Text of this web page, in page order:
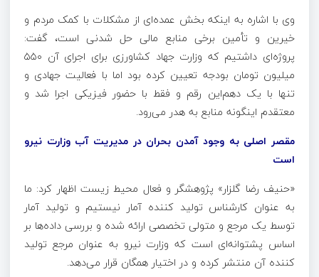
وی با اشاره به اینکه بخش عمده‌ای از مشکلات با کمک مردم و
خیرین و تأمین برخی منابع مالی حل شدنی است، گفت:
پروژه‌ای داشتیم که وزارت جهاد کشاورزی برای اجرای آن ۵۵۰
میلیون تومان بودجه تعیین کرده بود اما با فعالیت جهادی و
تنها با یک دهم‌این رقم و فقط با حضور فیزیکی اجرا شد و
معتقدم اینگونه منابع به هدر می‌رود.
مقصر اصلی به وجود آمدن بحران در مدیریت آب وزارت نیرو
است
«حنیف رضا گلزار» پژوهشگر و فعال محیط زیست اظهار کرد: ما
به عنوان کارشناس تولید کننده آمار نیستیم و تولید آمار
توسط یک مرجع و متولی تخصصی ارائه شده و بررسی داده‌ها بر
اساس پشتوانه‌ای است که وزارت نیرو به عنوان مرجع تولید
کننده آن منتشر کرده و در اختیار همگان قرار می‌دهد.